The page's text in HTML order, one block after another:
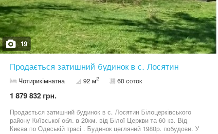
19
Продається затишний будинок в с. Лосятин
Чотирикімнатна 92 м2 60 соток
1 879 832 грн.
Продається затишний будинок в с. Лосятин Білоцерківського
району Київської обл. в 20км. від Білої Церкви та 60 кв. Від
Києва по Одеській трасі . Будинок цегляний 1980р. побудови. У